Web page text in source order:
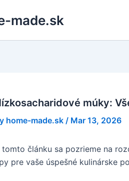
made.sk
múky:
home-made.sk / Mar 13, 2026
tomto článku sa pozrieme na
pre vaše úspešné kulinárske